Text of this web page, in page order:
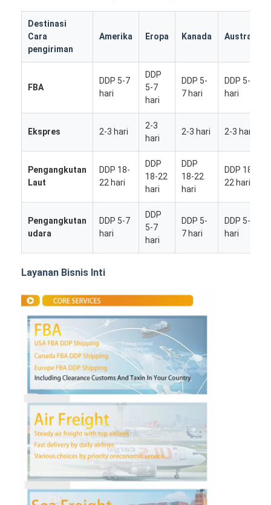
Rumah
Produk
Tentang kita
Wisata pabrik
Kontrol kualitas
Hubungi kami
bicara sekarang
Destinasi
Cara
pengiriman
Amerika Eropa Kanada Australia
FBA
DDP 5-7
hari
DDP
5-7
hari
DDP 5-
7 hari
DDP 5-7
hari
Ekspres 2-3 hari
2-3
hari
2-3 hari 2-3 hari
Pengangkutan
Laut
DDP 18-
22 hari
DDP
18-22
hari
DDP
18-22
hari
DDP 18-
22 hari
Pengangkutan
udara
DDP 5-7
hari
DDP
5-7
hari
DDP 5-
7 hari
DDP 5-7
hari
Layanan Bisnis Inti